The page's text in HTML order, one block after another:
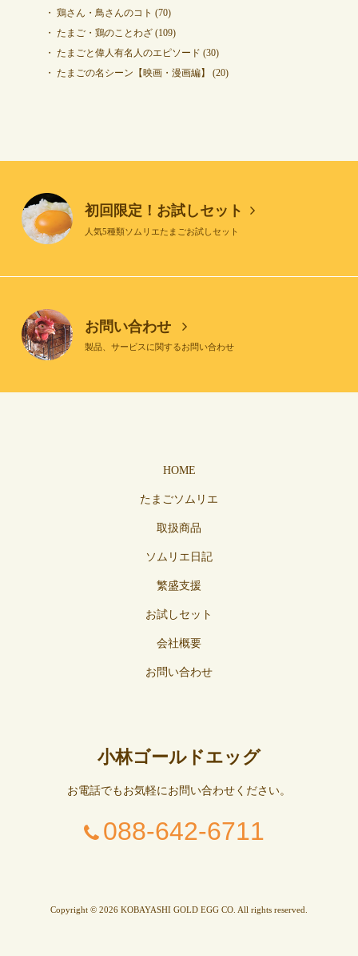
鶏さん・鳥さんのコト (70)
たまご・鶏のことわざ(109)
たまごと偉人有名人のエピソード (30)
たまごの名シーン【映画・漫画編】
(20)
初回限定！お試しセット
人気5種類ソムリエたまごお試しセット
お問い合わせ
製品、サービスに関するお問い合わせ
HOME
たまごソムリエ
取扱商品
ソムリエ日記
繁盛支援
お試しセット
会社概要
お問い合わせ
小林ゴールドエッグ
お電話でもお気軽にお問い合わせください。
088-642-6711
Copyright © 2026 KOBAYASHI GOLD EGG CO. All rights reserved.